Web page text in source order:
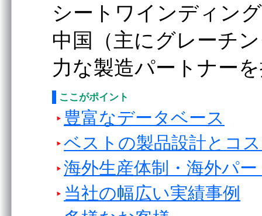
シートワインディン
中国（主にグレーチ
⼒な製造パートナー
ここがポイント
豊富なデータベース
ベストの製品設計とコ
海外⽣産体制・海外パ
当社の幅広い実績事例